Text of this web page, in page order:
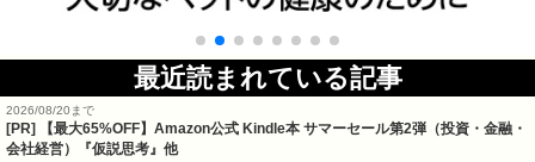
最近読まれている記事
2026/08/20まで
[PR]
【最大65%OFF】Amazon公式 Kindle本 サマーセール第2弾（投資・金融・
会社経営）『仮説思考』他